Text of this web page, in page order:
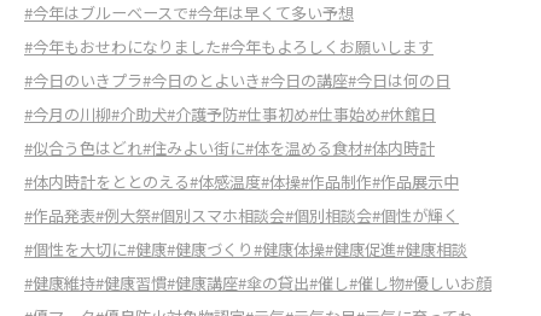
#今年はブルーベースで#今年は早くて多い予想
#今年もおせわになりました#今年もよろしくお願いします
#今日のいきプラ#今日のとよいき#今日の講座#今日は何の日
#今月の川柳#介助犬#介護予防#仕事初め#仕事始め#休館日
#似合う色はどれ#住みよい街に#体を温める食材#体内時計
#体内時計をととのえる#体感温度#体操#作品制作#作品展示中
#作品発表#例大祭#個別スマホ相談会#個別相談会#個性が輝く
#個性を大切に#健康#健康づくり#健康体操#健康促進#健康相談
#健康維持#健康習慣#健康講座#傘の貸出#催し#催し物#優しいお顔